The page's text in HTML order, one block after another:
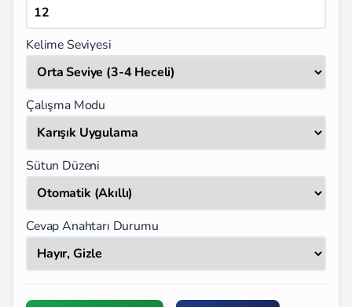
Kelime Seviyesi
Çalışma Modu
Sütun Düzeni
Cevap Anahtarı Durumu